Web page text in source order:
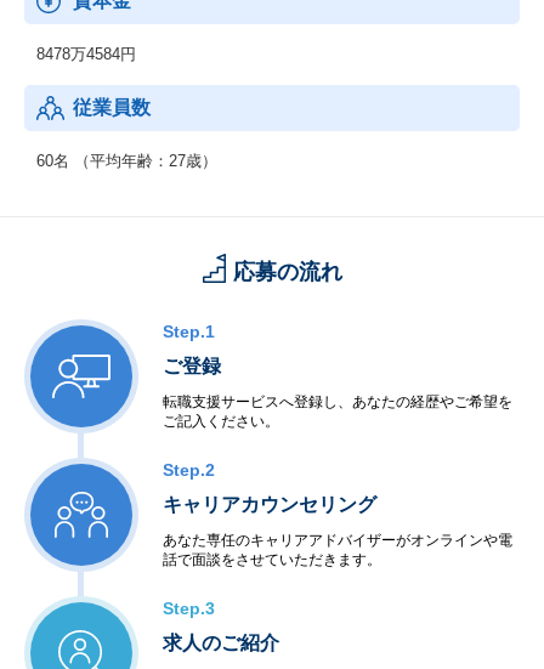
8478万4584円
従業員数
60名 （平均年齢：27歳）
応募の流れ
Step.1
ご登録
転職支援サービスへ登録し、あなたの経歴やご希望を
ご記入ください。
Step.2
キャリアカウンセリング
あなた専任のキャリアアドバイザーがオンラインや電
話で面談をさせていただきます。
Step.3
求人のご紹介